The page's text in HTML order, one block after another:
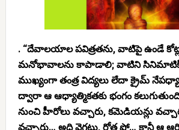
. “దేవాలయాల పవిత్రతను, వాటిపై ఉండే
మనోభావాలను కాపాడాలి; వాటిని సినిమాటిక్
ముఖ్యంగా తంత్ర విద్యలు లేదా క్రైమ్
ద్వారా ఆ ఆధ్యాత్మికతకు భంగం
నుంచి హీరోలు వచ్చారు, కమెడియన్లు
వచ్చారు… అది వెగటు, రోత షో… కానీ ఆ